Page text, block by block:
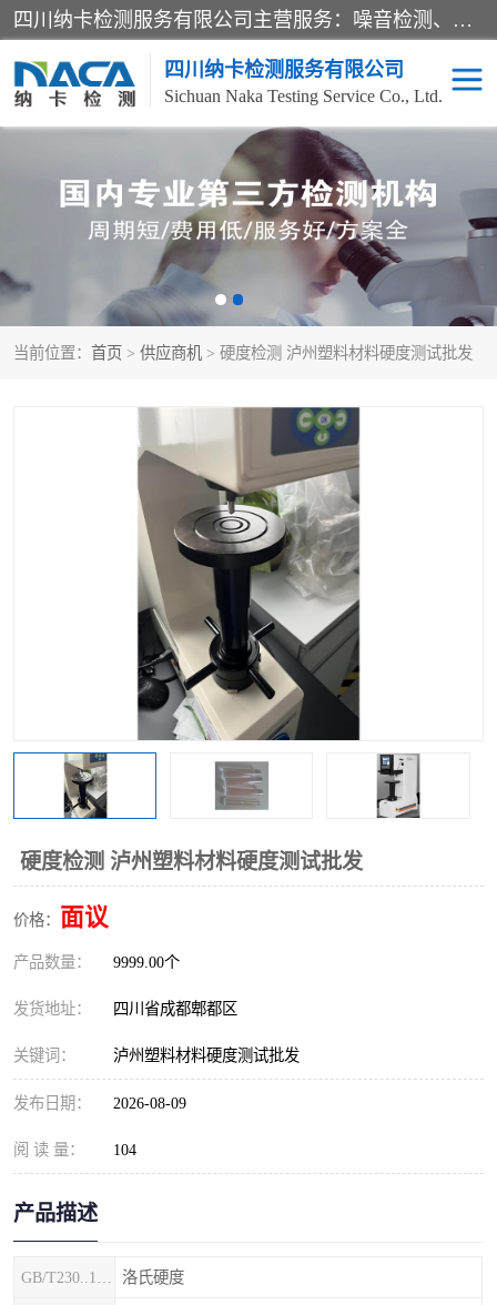
四川纳卡检测服务有限公司主营服务：噪音检测、灯光检测、防护网检测、磁性检测、无损检测、燃烧等级检测；本着严谨、规范的态度严格执行国家现行标准、规范及规程，奉行“科学公正、准确、持续改进、诚信服务”的企业价值和“科学、信誉、服务”的企业宗旨，竭诚为广大客户服务。
四川纳卡检测服务有限公司
Sichuan Naka Testing Service Co., Ltd.
当前位置： 首页 > 供应商机 > 硬度检测 泸州塑料材料硬度测试批发
硬度检测 泸州塑料材料硬度测试批发
价格： 面议
产品数量： 9999.00个
发货地址： 四川省成都郫都区
关键词： 泸州塑料材料硬度测试批发
发布日期： 2026-08-09
阅 读 量： 104
产品描述
洛氏硬度
噪音检测 灯光检测
防护网检测 磁性检测
燃烧等级检测
可靠性检测 产品检测